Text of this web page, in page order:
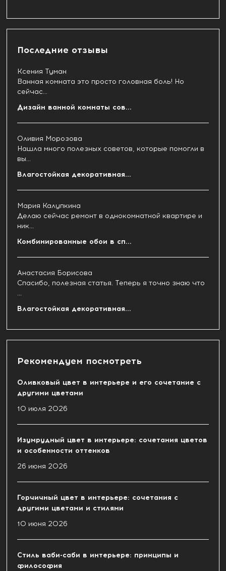
Последние отзывы
Ксения Туман
Ванная комната это просто головная боль! Но
сейчас...
Дизайн ванной комнаты сов...
Оливия Морозова
Нашла много полезных советов, которые помогли в
вы...
Влагостойкая декоративная...
Мария Калупкина
Делаю сейчас ремонт в однокомнатной квартире и
ник...
Комбинированные обои в сп...
Анастасия Борисова
Спасибо, полезная статья. Теперь я точно знаю что
...
Влагостойкая декоративная...
Рекомендуем посмотреть
Оливковый цвет в интерьере и его сочетание с
другими цветами
10 июля 2026
Изумрудный цвет в интерьере: сочетания цветов
и особенности оттенков
26 июня 2026
Горчичный цвет в интерьере: сочетания с
другими цветами и стилями
10 июня 2026
Стиль ваби-саби в интерьере: принципы и
философия